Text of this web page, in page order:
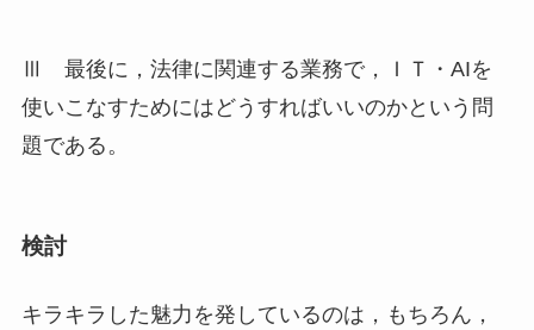
Ⅲ 最後に，法律に関連する業務で，ＩＴ・AIを
使いこなすためにはどうすればいいのかという問
題である。
検討
キラキラした魅力を発しているのは，もちろん，